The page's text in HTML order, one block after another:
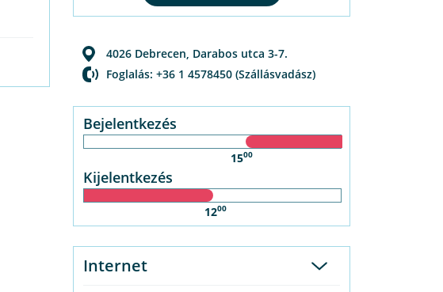
4026 Debrecen, Darabos utca 3-7.
Foglalás: +36 1 4578450 (Szállásvadász)
Bejelentkezés
1500
Kijelentkezés
1200
Internet